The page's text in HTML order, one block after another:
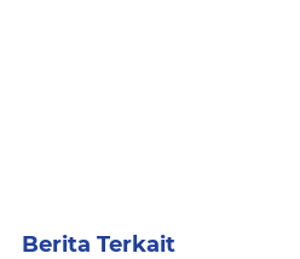
Berita Terkait